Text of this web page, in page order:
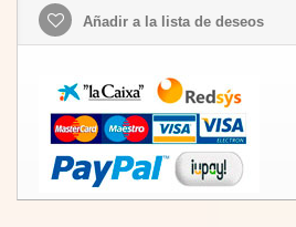
Añadir a la lista de deseos